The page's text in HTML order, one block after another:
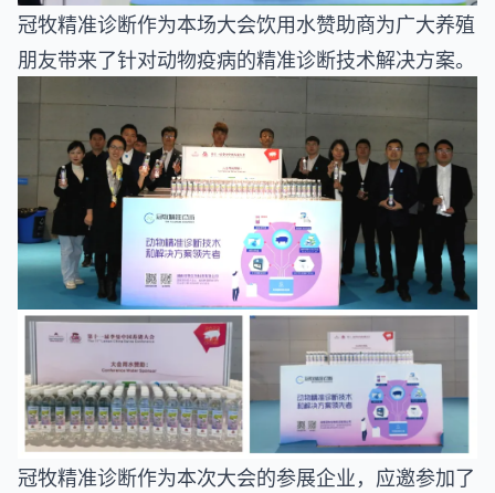
冠牧精准诊断作为本场大会饮用水赞助商为广大养殖
朋友带来了针对动物疫病的精准诊断技术解决方案。
冠牧精准诊断作为本次大会的参展企业，应邀参加了